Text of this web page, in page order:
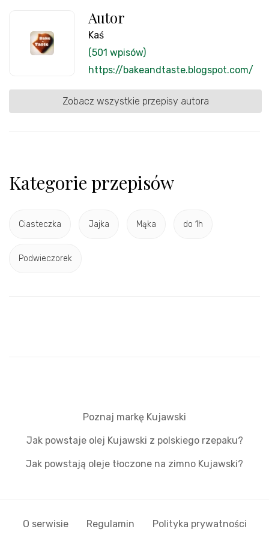
Autor
Kaś
(501 wpisów)
https://bakeandtaste.blogspot.com/
Zobacz wszystkie przepisy autora
Kategorie przepisów
Ciasteczka Jajka Mąka do 1h
Podwieczorek
Poznaj markę Kujawski
Jak powstaje olej Kujawski z polskiego rzepaku?
Jak powstają oleje tłoczone na zimno Kujawski?
O serwisie Regulamin Polityka prywatności